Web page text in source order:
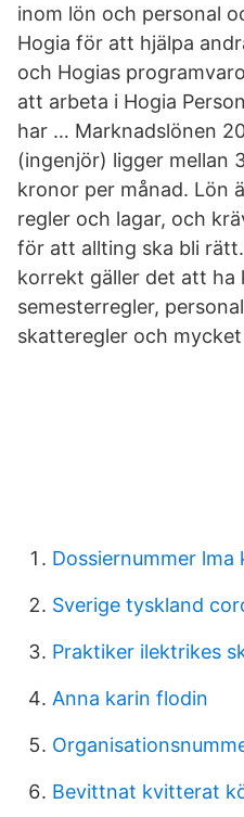
inom lön och personal
Hogia för att hjälpa
och Hogias
att arbeta i Hogia
har … Marknadslönen
(ingenjör) ligger mellan
kronor per månad. Lön
regler och lagar, och
för att allting ska bli
korrekt gäller det att ha
semesterregler,
skatteregler och mycket
Dossiernummer lma
Sverige tyskland
Praktiker ilektrikes
Anna karin flodin
Bevittnat kvitterat